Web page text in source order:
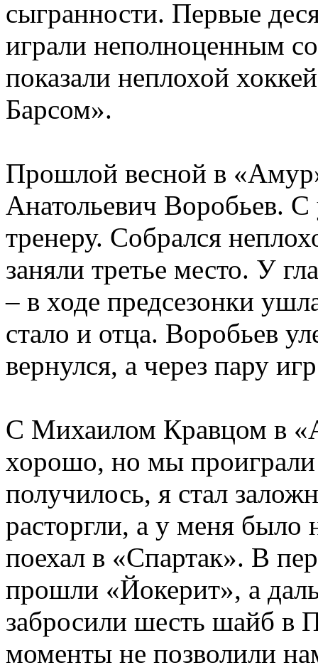
сыгранности. Первые
играли неполноценным
показали неплохой
Барсом».
Прошлой весной в
Анатольевич Воробьев. С
тренеру. Собрался
заняли третье место. У
– в ходе предсезонки
стало и отца. Воробьев
вернулся, а через пару
С Михаилом Кравцом в
хорошо, но мы
получилось, я стал
расторгли, а у меня было
поехал в «Спартак». В
прошли «Йокерит», а
забросили шесть шайб в
моменты не позволили